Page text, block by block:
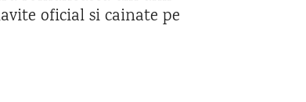
oficial si cainate pe